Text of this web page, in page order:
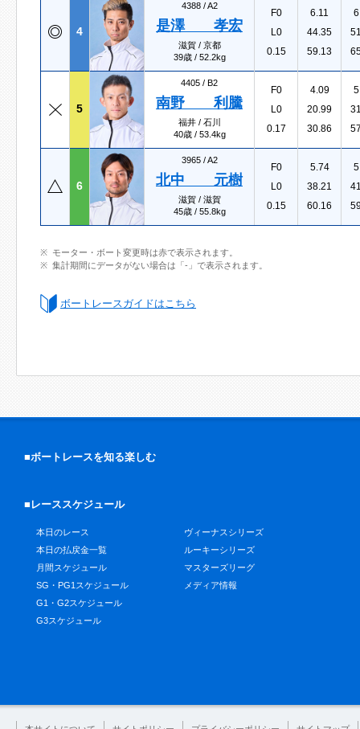
4
4388 /A2
是澤 孝宏
滋賀 / 京都
39歳 / 52.2kg
F0
L0
0.15
6.11
44.35
59.13
5
4405 / B2
南野 利騰
福井 / 石川
40歳 / 53.4kg
F0
L0
0.17
4.09
20.99
30.86
6
3965 /A2
北中 元樹
滋賀 / 滋賀
45歳 / 55.8kg
F0
L0
0.15
5.74
38.21
60.16
モーター・ボート変更時は赤で表示されます。
集計期間にデータがない場合は「-」で表示されます。
ボートレースガイドはこちら
■ボートレースを知る楽しむ
■レーススケジュール
本日のレース
本日の払戻金一覧
月間スケジュール
SG・PG1スケジュール
G1・G2スケジュール
G3スケジュール
ヴィーナスシリーズ
ルーキーシリーズ
マスターズリーグ
メディア情報